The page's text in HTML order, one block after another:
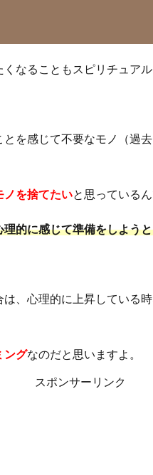
なることもスピリチュア
を感じて不要なモノ（過
ノを捨てたいと思っているん
的に感じて準備をしよう
、心理的に上昇している
ングなのだと思いますよ。
スポンサーリンク